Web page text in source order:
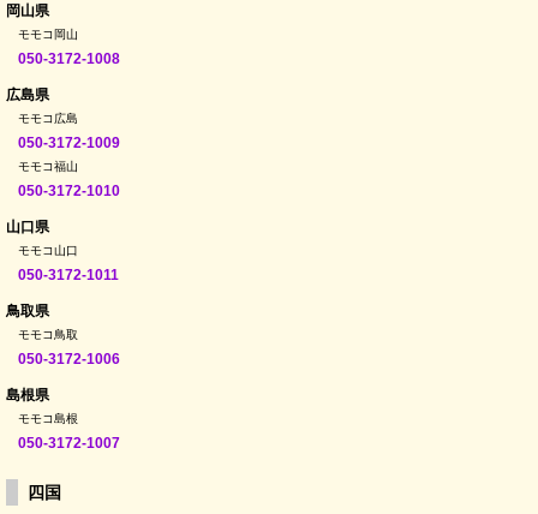
岡山県
モモコ岡山
050-3172-1008
広島県
モモコ広島
050-3172-1009
モモコ福山
050-3172-1010
山口県
モモコ山口
050-3172-1011
鳥取県
モモコ鳥取
050-3172-1006
島根県
モモコ島根
050-3172-1007
四国